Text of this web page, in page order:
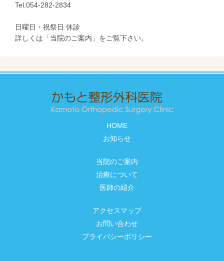
Tel.054-282-2834
日曜日・祝祭日 休診
詳しくは「当院のご案内」をご覧下さい。
HOME
お知らせ
当院のご案内
治療について
医師の紹介
アクセスマップ
お問い合わせ
プライバシーポリシー